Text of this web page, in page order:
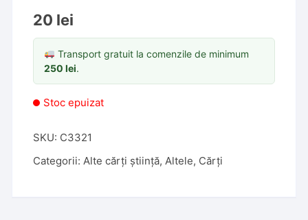
20 lei
Transport gratuit la comenzile de minimum
250lei.
Stoc epuizat
SKU: C3321
Categorii:Alte cărți știință,Altele, Cărți